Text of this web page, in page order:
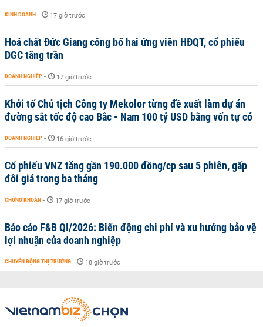
KINH DOANH - 17 giờ trước
Hoá chất Đức Giang công bố hai ứng viên HĐQT, cổ phiếu
DGC tăng trần
DOANH NGHIỆP - 17 giờ trước
Khởi tố Chủ tịch Công ty Mekolor từng đề xuất làm dự án
đường sắt tốc độ cao Bắc - Nam 100 tỷ USD bằng vốn tự có
DOANH NGHIỆP - 16 giờ trước
Cổ phiếu VNZ tăng gần 190.000 đồng/cp sau 5 phiên, gấp
đôi giá trong ba tháng
CHỨNG KHOÁN - 17 giờ trước
Báo cáo F&B QI/2026: Biến động chi phí và xu hướng bảo vệ
lợi nhuận của doanh nghiệp
CHUYỂN ĐỘNG THỊ TRƯỜNG - 18 giờ trước